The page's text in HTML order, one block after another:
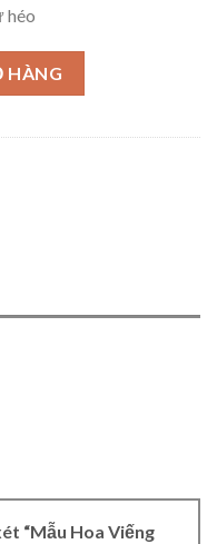
héo
HÀNG
“Mẫu Hoa Viếng